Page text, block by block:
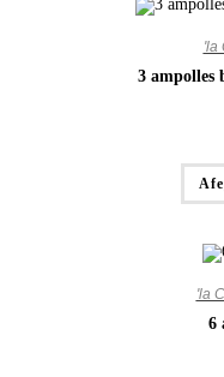
'la
3 ampolles
'la
6